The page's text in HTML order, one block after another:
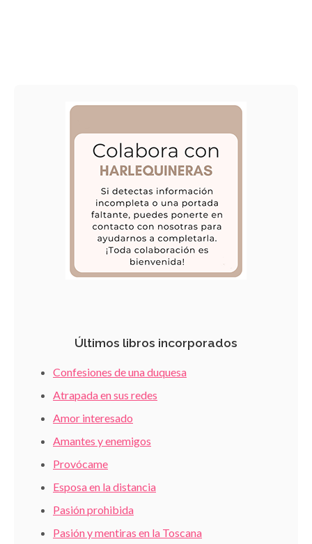
Últimos libros incorporados
Confesiones de una duquesa
Atrapada en sus redes
Amor interesado
Amantes y enemigos
Provócame
Esposa en la distancia
Pasión prohibida
Pasión y mentiras en la Toscana